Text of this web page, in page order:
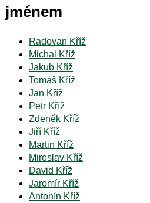
jménem
Radovan Kříž
Michal Kříž
Jakub Kříž
Tomáš Kříž
Jan Kříž
Petr Kříž
Zdeněk Kříž
Jiří Kříž
Martin Kříž
Miroslav Kříž
David Kříž
Jaromír Kříž
Antonín Kříž